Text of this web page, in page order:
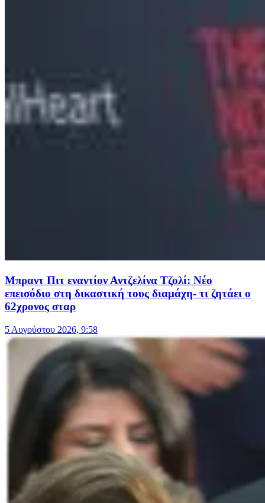
Μπραντ Πιτ εναντίον Αντζελίνα Τζολί: Νέο
επεισόδιο στη δικαστική τους διαμάχη- τι ζητάει ο
62χρονος σταρ
5 Αυγούστου 2026, 9:58